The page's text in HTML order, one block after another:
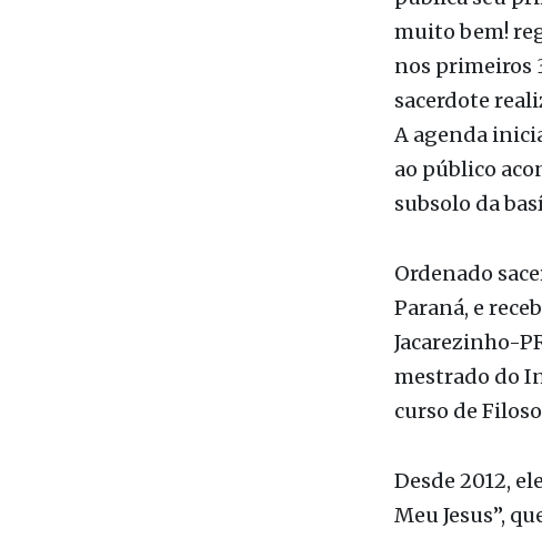
Novo
publica seu
muito bem!
nos primeiros
sacerdote
A agenda
subsolo da
Ordenado
Paraná, e
Jacarezinho-
curso de